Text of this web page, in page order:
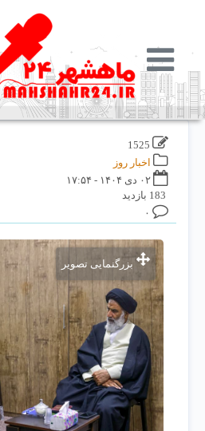
اخبار روز
183 بازدید
۰
بزرگنمایی تصویر